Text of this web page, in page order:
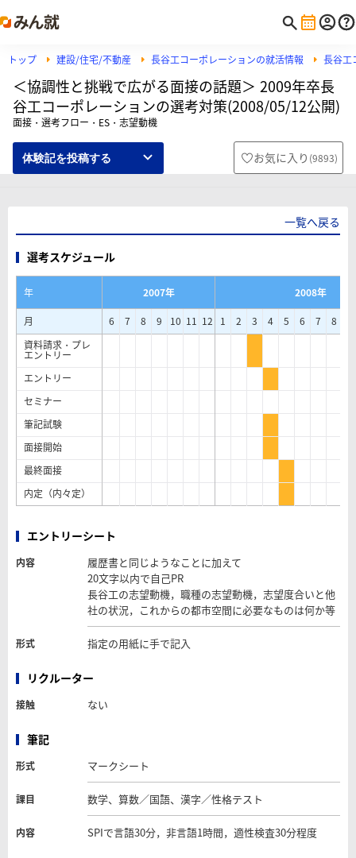
トップ 建設/住宅/不動産 長谷工コーポレーションの就活情報 長谷工
＜協調性と挑戦で広がる面接の話題＞ 2009年卒長
谷工コーポレーションの選考対策(2008/05/12公開)
面接・選考フロー・ES・志望動機
体験記を投稿する お気に入り (9893)
一覧へ戻る
選考スケジュール
年 2007年
2008年
月
6 7 8 9 10 11 12 1 2 3 4 5 6 7 8
資料請求・プレ
エントリー
エントリー
セミナー
筆記試験
面接開始
最終面接
内定（内々定）
エントリーシート
内容
履歴書と同じようなことに加えて
20文字以内で自己PR
長谷工の志望動機，職種の志望動機，志望度合いと他
社の状況，これからの都市空間に必要なものは何か等
形式 指定の用紙に手で記入
リクルーター
接触 ない
筆記
形式 マークシート
課目 数学、算数／国語、漢字／性格テスト
内容 SPIで言語30分，非言語1時間，適性検査30分程度